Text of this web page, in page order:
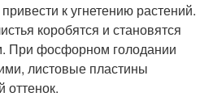
к угнетению растений.
коробятся и становятся
При фосфорном голодании
листовые пластины
оттенок.